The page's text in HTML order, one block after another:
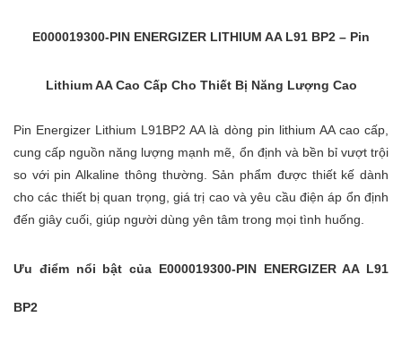
E000019300-PIN ENERGIZER LITHIUM AA L91 BP2 – Pin
Lithium AA Cao Cấp Cho Thiết Bị Năng Lượng Cao
Pin Energizer Lithium L91BP2 AA là dòng pin lithium AA cao cấp,
cung cấp nguồn năng lượng mạnh mẽ, ổn định và bền bỉ vượt trội
so với pin Alkaline thông thường. Sản phẩm được thiết kế dành
cho các thiết bị quan trọng, giá trị cao và yêu cầu điện áp ổn định
đến giây cuối, giúp người dùng yên tâm trong mọi tình huống.
Ưu điểm nổi bật của E000019300-PIN ENERGIZER AA L91
BP2